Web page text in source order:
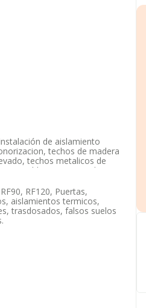
de aislamiento
techos de madera
techos metalicos de
tarima, rodapies,
buhardillas, cocinas,
y reformas de
Su CNAE corresponde a
exteriores.
en INFORMA, ha
empresas, a nivel nacional
RF120, Puertas,
aislamientos termicos,
trasdosados, falsos suelos